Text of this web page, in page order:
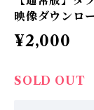
映像ダウンロ
¥2,000
SOLD OUT